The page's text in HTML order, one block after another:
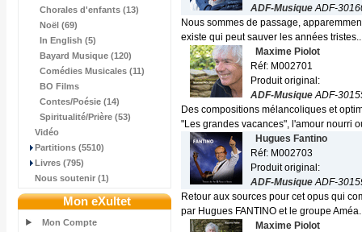
Chorales d'enfants (13)
Noël (69)
In English (5)
Bayard Musique (120)
Comédies Musicales (11)
BO Films
Contes/Poésie (14)
Spiritualité/Prière (53)
Vidéo
Partitions (5510)
Livres (795)
Nous soutenir (1)
Mon eXultet
Mon Compte
ADF-MusiqueADF-
Nous sommes de passage,
existe qui peut sauver les années
Maxime Piolot
Réf: M002701
Produit original:
ADF-MusiqueADF-
Des compositions mélancoliques et
"Les grandes vacances", l'amour nourri
Hugues Fantino
Réf: M002703
Produit original:
ADF-MusiqueADF-
Retour aux sources pour cet opus qui
par Hugues FANTINO et le groupe
Maxime Piolot